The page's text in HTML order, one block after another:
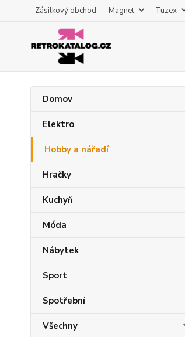
Zásilkový obchod Magnet Tuzex
Domov
Elektro
Hobby a nářadí
Hračky
Kuchyň
Móda
Nábytek
Sport
Spotřební
Všechny